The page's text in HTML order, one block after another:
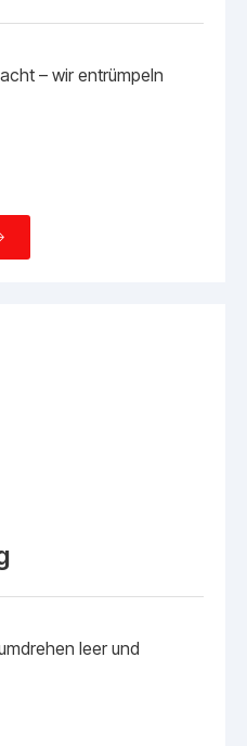
– wir entrümpeln
leer und